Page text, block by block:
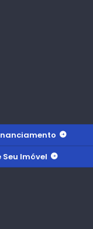
Seu Imóvel